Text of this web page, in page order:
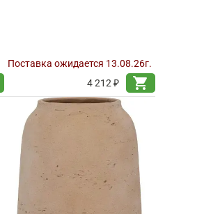
Поставка ожидается 13.08.26г.
4 212 ₽
shopping_cart